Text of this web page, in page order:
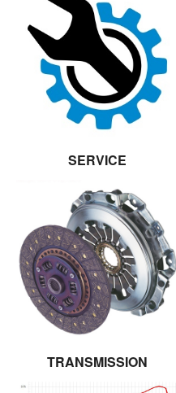
SERVICE
TRANSMISSION